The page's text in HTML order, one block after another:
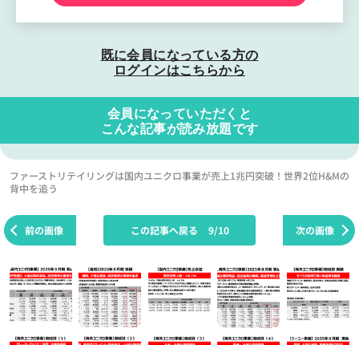
既に会員になっている方の
ログインはこちらから
会員になっていただくと
こんな記事が読み放題です
ファーストリテイリングは国内ユニクロ事業が売上1兆円突破！世界2位H&Mの
背中を追う
前の画像 次の画像
この記事へ戻る 9/10